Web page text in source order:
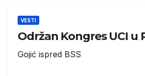
VESTI
Održan Kongres UCI u
Gojić ispred BSS